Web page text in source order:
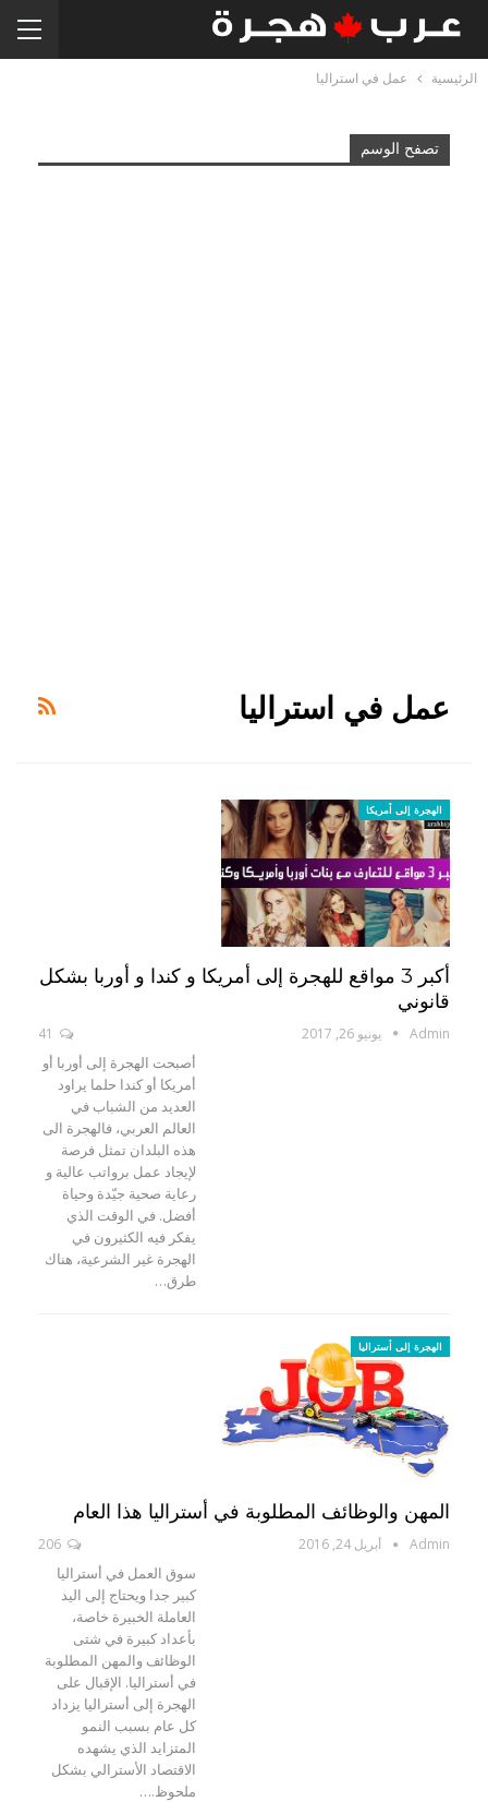
الرئيسية عمل في استراليا
تصفح الوسم
عمل في استراليا
الهجرة إلى أمريكا
أكبر 3 مواقع للهجرة إلى أمريكا و كندا و أوربا بشكل
قانوني
Admin يونيو 26, 2017
أصبحت الهجرة إلى أوربا أو
أمريكا أو كندا حلما يراود
العديد من الشباب في
العالم العربي، فالهجرة الى
هذه البلدان تمثل فرصة
لإيجاد عمل برواتب عالية و
رعاية صحية جيّدة وحياة
أفضل. في الوقت الذي
يفكر فيه الكثيرون في
الهجرة غير الشرعية، هناك
طرق…
الهجرة إلى أستراليا
المهن والوظائف المطلوبة في أستراليا هذا العام
Admin أبريل 24, 2016
سوق العمل في أستراليا
كبير جدا ويحتاج إلى اليد
العاملة الخبيرة خاصة،
بأعداد كبيرة في شتى
الوظائف والمهن المطلوبة
في أستراليا. الإقبال على
الهجرة إلى أستراليا يزداد
كل عام بسبب النمو
المتزايد الذي يشهده
الاقتصاد الأسترالي بشكل
ملحوظ.…